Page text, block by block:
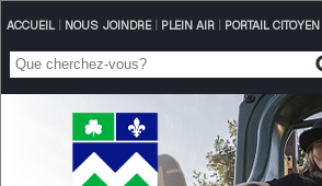
ACCUEIL| NOUS JOINDRE| PLEIN AIR| PORTAIL CITOYEN